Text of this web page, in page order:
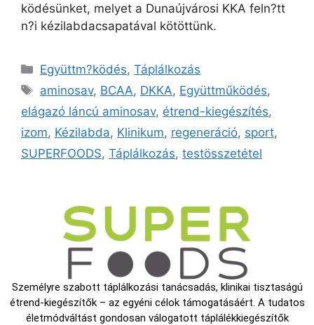
ködésünket, melyet a Dunaújvárosi KKA feln?tt
n?i kézilabdacsapatával kötöttünk.
Együttm?ködés,Táplálkozás
aminosav, BCAA, DKKA, Együttműködés,
elágazó láncú aminosav, étrend-kiegészítés,
izom, Kézilabda, Klinikum, regeneráció, sport,
SUPERFOODS, Táplálkozás, testösszetétel
Személyre szabott táplálkozási tanácsadás, klinikai tisztaságú
étrend-kiegészítők – az egyéni célok támogatásáért. A tudatos
életmódváltást gondosan válogatott táplálékkiegészítők